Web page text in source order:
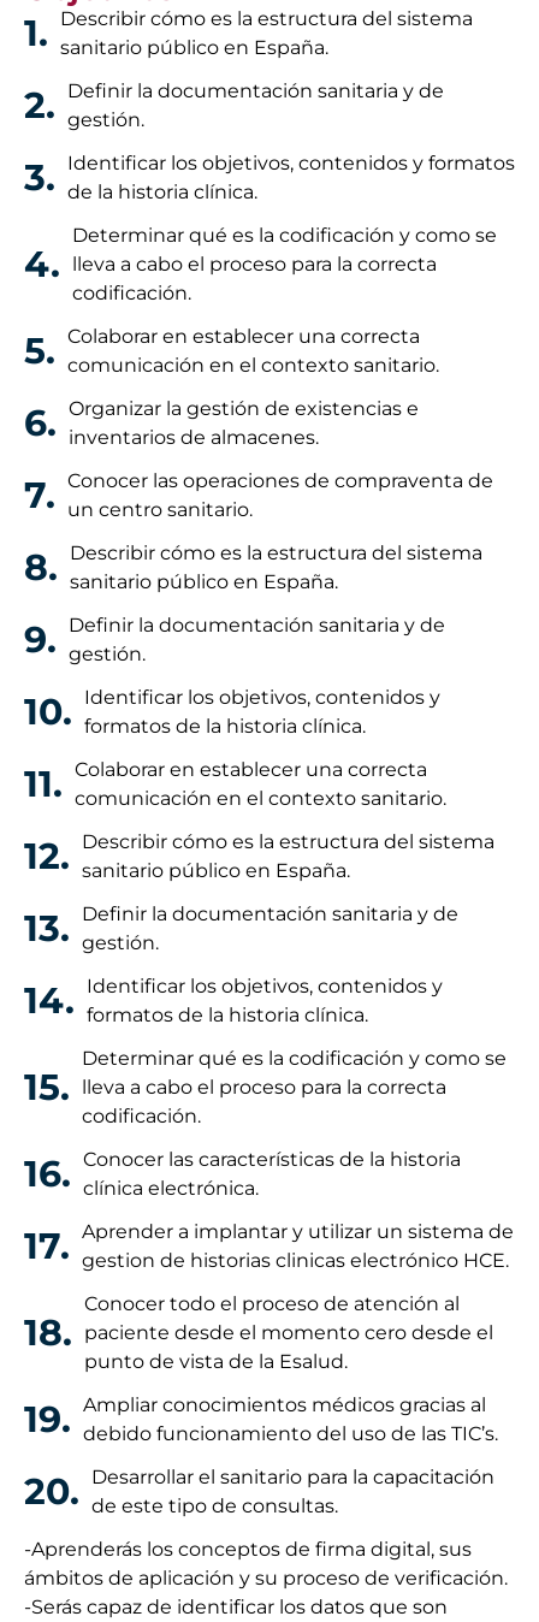
1.
Describir cómo es la estructura del sistema
sanitario público en España.
2.
Definir la documentación sanitaria y de
gestión.
3.
Identificar los objetivos, contenidos y formatos
de la historia clínica.
4.
Determinar qué es la codificación y como se
lleva a cabo el proceso para la correcta
codificación.
5. Colaborar en establecer una correcta
comunicación en el contexto sanitario.
6. Organizar la gestión de existencias e
inventarios de almacenes.
7. Conocer las operaciones de compraventa de
un centro sanitario.
8.
Describir cómo es la estructura del sistema
sanitario público en España.
9.
Definir la documentación sanitaria y de
gestión.
10.
Identificar los objetivos, contenidos y
formatos de la historia clínica.
11. Colaborar en establecer una correcta
comunicación en el contexto sanitario.
12.
Describir cómo es la estructura del sistema
sanitario público en España.
13.
Definir la documentación sanitaria y de
gestión.
14.
Identificar los objetivos, contenidos y
formatos de la historia clínica.
15.
Determinar qué es la codificación y como se
lleva a cabo el proceso para la correcta
codificación.
16. Conocer las características de la historia
clínica electrónica.
17. Aprender a implantar y utilizar un sistema de
gestion de historias clinicas electrónico HCE.
18.
Conocer todo el proceso de atención al
paciente desde el momento cero desde el
punto de vista de la Esalud.
19. Ampliar conocimientos médicos gracias al
debido funcionamiento del uso de las TIC’s.
20.
Desarrollar el sanitario para la capacitación
de este tipo de consultas.
-Aprenderás los conceptos de firma digital, sus
ámbitos de aplicación y su proceso de verificación.
-Serás capaz de identificar los datos que son